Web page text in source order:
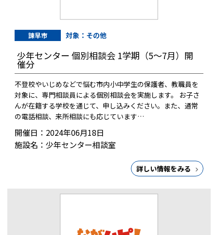
諫早市 対象：その他
少年センター 個別相談会 1学期（5～7月）開
催分
不登校やいじめなどで悩む市内小中学生の保護者、教職員を
対象に、専門相談員による個別相談会を実施します。 お子さ
んが在籍する学校を通じて、申し込みください。また、通常
の電話相談、来所相談にも応じています…
開催日：2024年06月18日
施設名：少年センター相談室
詳しい情報をみる